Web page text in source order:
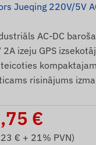
Jueqing 220V/5V
AC-DC
2A izeju GPS
risinājums
€
€ + 21% PVN)